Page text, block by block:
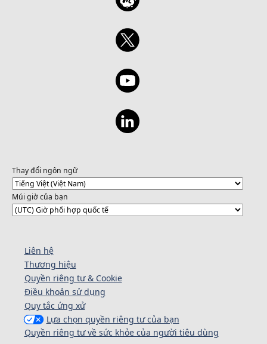
Thay đổi ngôn ngữ
Múi giờ của bạn
Liên hệ
Thương hiệu
Quyền riêng tư & Cookie
Điều khoản sử dụng
Quy tắc ứng xử
Lựa chọn quyền riêng tư của bạn
Quyền riêng tư về sức khỏe của người tiêu dùng